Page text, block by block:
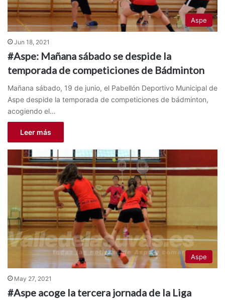
Aspe
Jun 18, 2021
#Aspe: Mañana sábado se despide la
temporada de competiciones de Bádminton
Mañana sábado, 19 de junio, el Pabellón Deportivo Municipal de
Aspe despide la temporada de competiciones de bádminton,
acogiendo el…
Leer más
Aspe
May 27, 2021
#Aspe acoge la tercera jornada de la Liga